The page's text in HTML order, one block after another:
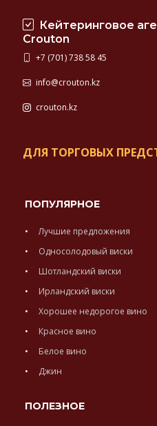
Кейтеринговое
Crouton
+7 (701) 738 58 45
info@crouton.kz
crouton.kz
ДЛЯ ТОРГОВЫХ
ПОПУЛЯРНОЕ
Лучшие предложения
Односолодовый виски
Шотландский виски
Ирландский виски
Хорошее недорогое вино
Красное вино
Белое вино
Джин
ПОЛЕЗНОЕ